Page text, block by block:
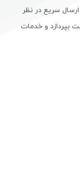
سریع در نظر
بپردازد و خدمات